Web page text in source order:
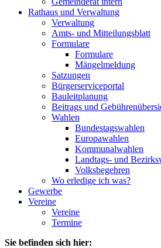
Rathaus und Verwaltung
Verwaltung
Amts- und Mitteilungsblatt
Formulare
Formulare
Mängelmeldung
Satzungen
Bürgerserviceportal
Bauleitplanung
Beitrags und
Wahlen
Bundestagswahlen
Europawahlen
Kommunalwahlen
Landtags- und
Volksbegehren
Wo erledige ich was?
Gewerbe
Vereine
Vereine
Termine
Sie befinden sich hier: